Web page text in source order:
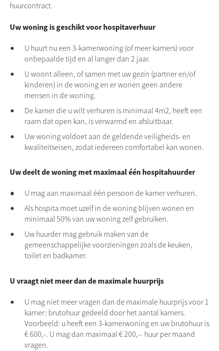
huurcontract.
Uw woning is geschikt voor hospitaverhuur
U huurt nu een 3-kamerwoning (of meer kamers) voor
onbepaalde tijd en al langer dan 2 jaar.
U woont alleen, of samen met uw gezin (partner en/of
kinderen) in de woning en er wonen geen andere
mensen in de woning.
De kamer die u wilt verhuren is minimaal 4m2, heeft een
raam dat open kan, is verwarmd en afsluitbaar.
Uw woning voldoet aan de geldende veiligheids- en
kwaliteitseisen, zodat iedereen comfortabel kan wonen.
Uw deelt de woning met maximaal één hospitahuurder
U mag aan maximaal één persoon de kamer verhuren.
Als hospita moet uzelf in de woning blijven wonen en
minimaal 50% van uw woning zelf gebruiken.
Uw huurder mag gebruik maken van de
gemeenschappelijke voorzieningen zoals de keuken,
toilet en badkamer.
U vraagt niet meer dan de maximale huurprijs
U mag niet meer vragen dan de maximale huurprijs voor 1
kamer: brutohuur gedeeld door het aantal kamers.
Voorbeeld: u heeft een 3-kamerwoning en uw brutohuur is
€ 600,-. U mag dan maximaal € 200,-- huur per maand
vragen.